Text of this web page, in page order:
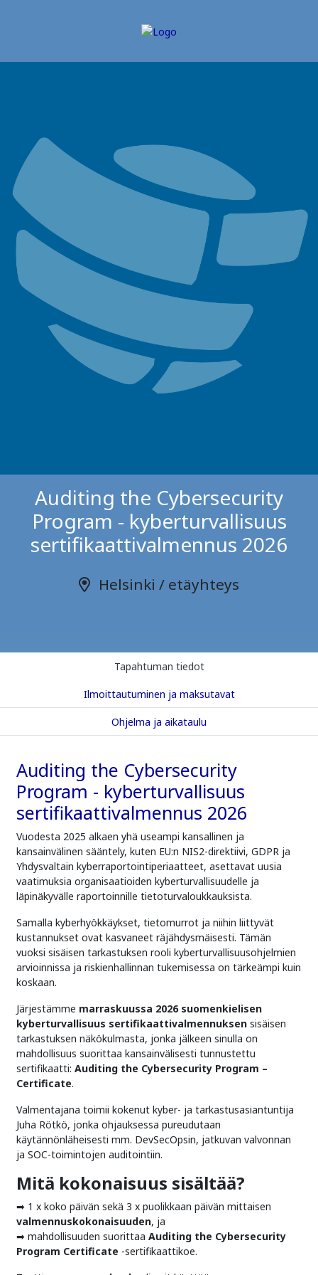
Auditing the Cybersecurity
Program - kyberturvallisuus
sertifikaattivalmennus 2026
Helsinki / etäyhteys
Tapahtuman tiedot
Ilmoittautuminen ja maksutavat
Ohjelma ja aikataulu
Auditing the Cybersecurity
Program - kyberturvallisuus
sertifikaattivalmennus 2026
Vuodesta 2025 alkaen yhä useampi kansallinen ja
kansainvälinen sääntely, kuten EU:n NIS2-direktiivi, GDPR ja
Yhdysvaltain kyberraportointiperiaatteet, asettavat uusia
vaatimuksia organisaatioiden kyberturvallisuudelle ja
läpinäkyvälle raportoinnille tietoturvaloukkauksista.
Samalla kyberhyökkäykset, tietomurrot ja niihin liittyvät
kustannukset ovat kasvaneet räjähdysmäisesti. Tämän
vuoksi sisäisen tarkastuksen rooli kyberturvallisuusohjelmien
arvioinnissa ja riskienhallinnan tukemisessa on tärkeämpi kuin
koskaan.
Järjestämme marraskuussa 2026 suomenkielisen
kyberturvallisuus sertifikaattivalmennuksen sisäisen
tarkastuksen näkökulmasta, jonka jälkeen sinulla on
mahdollisuus suorittaa kansainvälisesti tunnustettu
sertifikaatti: Auditing the Cybersecurity Program –
Certificate.
Valmentajana toimii kokenut kyber- ja tarkastusasiantuntija
Juha Rötkö, jonka ohjauksessa pureudutaan
käytännönläheisesti mm. DevSecOpsin, jatkuvan valvonnan
ja SOC-toimintojen auditointiin.
Mitä kokonaisuus sisältää?
➡ 1 x koko päivän sekä 3 x puolikkaan päivän mittaisen
valmennuskokonaisuuden, ja
➡ mahdollisuuden suorittaa Auditing the Cybersecurity
Program Certificate -sertifikaattikoe.